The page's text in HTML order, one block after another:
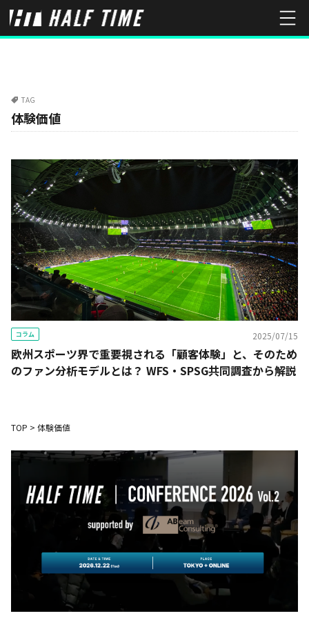
TAG
体験価値
コラム 2025/07/15
欧州スポーツ界で重要視される「顧客体験」と、そのため
のファン分析モデルとは？ WFS・SPSG共同調査から解説
TOP > 体験価値